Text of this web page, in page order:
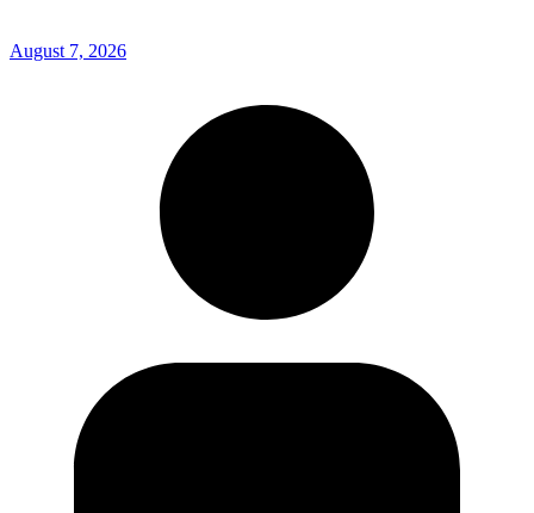
August 7, 2026